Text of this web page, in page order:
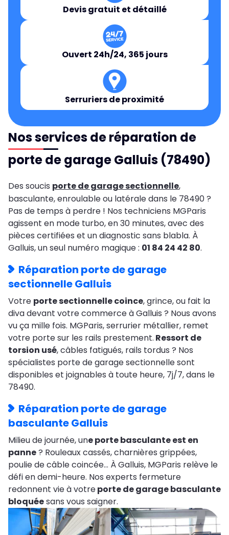
Devis gratuit et détaillé
Ouvert 24h/24, 365 jours
Serruriers de proximité
Nos services de réparation de
porte de garage Galluis (78490)
Des soucis porte de garage sectionnelle,
basculante, enroulable ou latérale dans le 78490 ?
Pas de temps à perdre ! Nos techniciens MGParis
agissent en mode turbo, en 30 minutes, avec des
pièces certifiées et un diagnostic sans blabla. À
Galluis, un seul numéro magique : 01 84 24 42 80.
Réparation porte de garage
sectionnelle Galluis
Votre porte sectionnelle coince, grince, ou fait la
diva devant votre commerce à Galluis ? Nous avons
vu ça mille fois. MGParis, serrurier métallier, remet
votre porte sur les rails prestement. Ressort de
torsion usé, câbles fatigués, rails tordus ? Nos
spécialistes porte de garage sectionnelle sont
disponibles et joignables à toute heure, 7j/7, dans le
78490.
Réparation porte de garage
basculante Galluis
Milieu de journée, une porte basculante est en
panne? Rouleaux cassés, charnières grippées,
poulie de câble coincée… À Galluis, MGParis relève le
défi en demi-heure. Nos experts fermeture
redonnent vie à votreporte de garage basculante
bloquéesans vous saigner.